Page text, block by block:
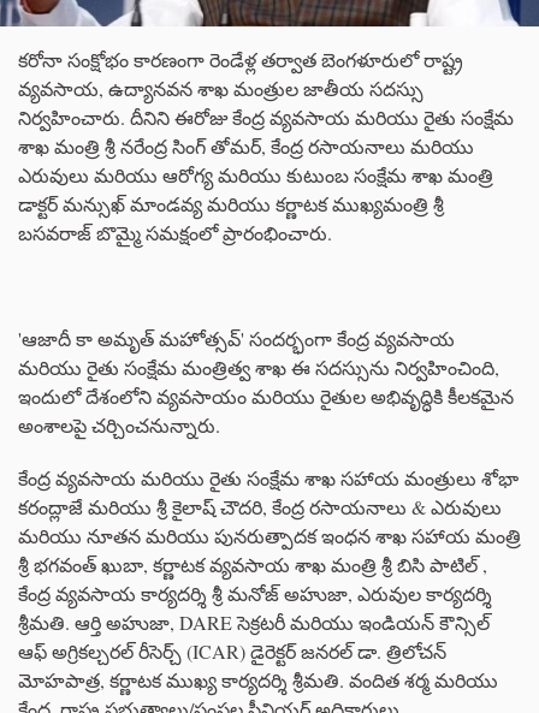
కరోనా సంక్షోభం కారణంగా రెండేళ్ల తర్వాత బెంగళూరులో రాష్ట్ర
వ్యవసాయ, ఉద్యానవన శాఖ మంత్రుల జాతీయ సదస్సు
నిర్వహించారు. దీనిని ఈరోజు కేంద్ర వ్యవసాయ మరియు రైతు సంక్షేమ
శాఖ మంత్రి శ్రీ నరేంద్ర సింగ్ తోమర్, కేంద్ర రసాయనాలు మరియు
ఎరువులు మరియు ఆరోగ్య మరియు కుటుంబ సంక్షేమ శాఖ మంత్రి
డాక్టర్ మన్సుఖ్ మాండవ్య మరియు కర్ణాటక ముఖ్యమంత్రి శ్రీ
బసవరాజ్ బొమ్మై సమక్షంలో ప్రారంభించారు.
'ఆజాదీ కా అమృత్ మహోత్సవ్' సందర్భంగా కేంద్ర వ్యవసాయ
మరియు రైతు సంక్షేమ మంత్రిత్వ శాఖ ఈ సదస్సును నిర్వహించింది,
ఇందులో దేశంలోని వ్యవసాయం మరియు రైతుల అభివృద్ధికి కీలకమైన
అంశాలపై చర్చించనున్నారు.
కేంద్ర వ్యవసాయ మరియు రైతు సంక్షేమ శాఖ సహాయ మంత్రులు శోభా
కరంద్లాజే మరియు శ్రీ కైలాష్ చౌదరి, కేంద్ర రసాయనాలు & ఎరువులు
మరియు నూతన మరియు పునరుత్పాదక ఇంధన శాఖ సహాయ మంత్రి
శ్రీ భగవంత్ ఖుబా, కర్ణాటక వ్యవసాయ శాఖ మంత్రి శ్రీ బిసి పాటిల్ ,
కేంద్ర వ్యవసాయ కార్యదర్శి శ్రీ మనోజ్ అహుజా, ఎరువుల కార్యదర్శి
శ్రీమతి. ఆర్తి అహుజా, DARE సెక్రటరీ మరియు ఇండియన్ కౌన్సిల్
ఆఫ్ అగ్రికల్చరల్ రీసెర్చ్ (ICAR) డైరెక్టర్ జనరల్ డా. త్రిలోచన్
మోహపాత్ర, కర్ణాటక ముఖ్య కార్యదర్శి శ్రీమతి. వందిత శర్మ మరియు